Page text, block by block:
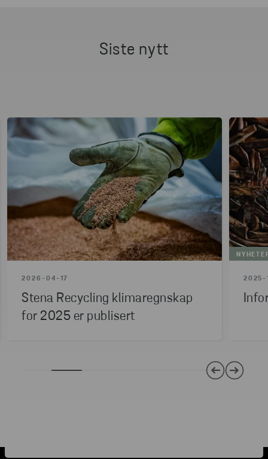
Siste nytt
2026-04-17
Stena Recycling klimaregnskap
for 2025 er publisert
2025-